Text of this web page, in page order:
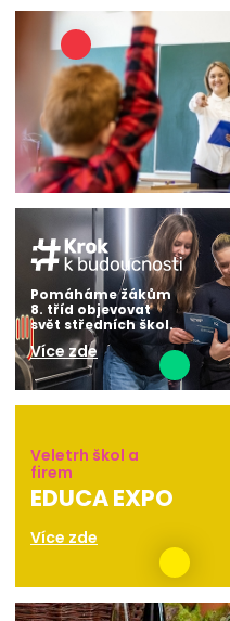
Pomáháme žákům
8. tříd objevovat
svět středních škol.
Více zde
Veletrh škol a
firem
EDUCA EXPO
Více zde